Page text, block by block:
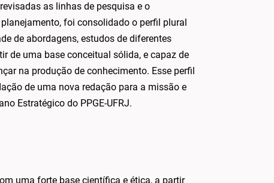
as linhas de pesquisa e o
foi consolidado o perfil plural
de abordagens, estudos de diferentes
de uma base conceitual sólida, e capaz de
na produção de conhecimento. Esse perfil
de uma nova redação para a missão e
Estratégico do PPGE-UFRJ.
uma forte base científica e ética, a partir